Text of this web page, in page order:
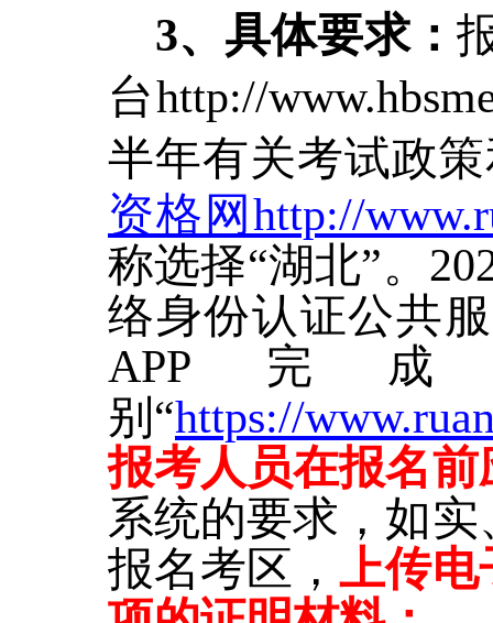
3、具体要求：
台http://
半年有关考试政
资格网http://
称选择“湖北”。
络身份认证公共
APP完
别“https://
报考人员在报名
系统的要求，如
报名考区，上传电